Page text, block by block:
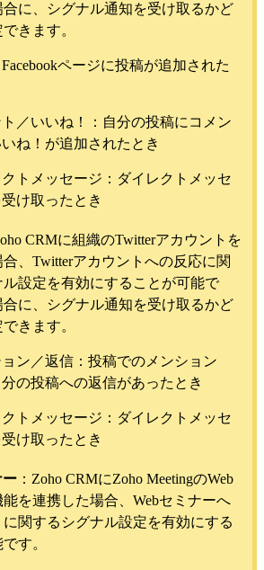
に、シグナル通知を受け取るかど
きます。
ページに投稿が追加された
／いいね！：自分の投稿にコメン
いね！が追加されたとき
トメッセージ：ダイレクトメッセ
け取ったとき
CRMに組織のTwitterアカウントを
、Twitterアカウントへの反応に関
設定を有効にすることが可能で
に、シグナル通知を受け取るかど
きます。
ョン／返信：投稿でのメンション
の投稿への返信があったとき
トメッセージ：ダイレクトメッセ
け取ったとき
ー ：Zoho CRMにZoho MeetingのWeb
を連携した場合、Webセミナーへ
関するシグナル設定を有効にする
す。